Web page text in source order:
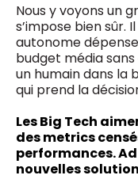
Nous y voyons un
s’impose bien sûr.
autonome
budget média
un humain dans la
qui prend la
Les Big Tech
des metrics
performances.
nouvelles